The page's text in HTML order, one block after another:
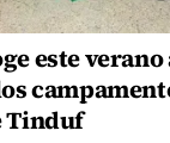
este
Tinduf